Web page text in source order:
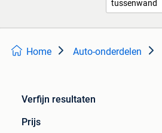
Home Auto-onderdelen
Verfijn resultaten
Prijs